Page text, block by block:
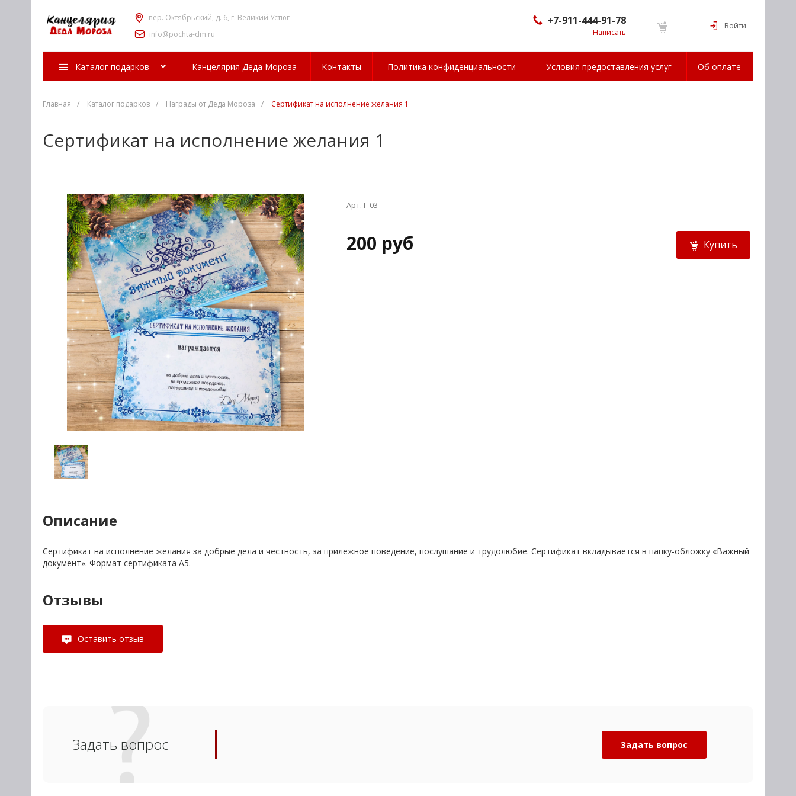
пер. Октябрьский, д. 6, г. Великий Устюг
info@pochta-dm.ru
+7-911-444-91-78
Написать
Войти
Каталог подарков Канцелярия Деда Мороза Контакты Политика конфиденциальности Условия предоставления услуг Об оплате
Главная / Каталог подарков / Награды от Деда Мороза / Сертификат на исполнение желания 1
Сертификат на исполнение желания 1
Арт. Г-03
200 руб Купить
Описание
Сертификат на исполнение желания за добрые дела и честность, за прилежное поведение, послушание и трудолюбие. Сертификат вкладывается в папку-обложку «Важный
документ». Формат сертификата А5.
Отзывы
Оставить отзыв
Задать вопрос Задать вопрос